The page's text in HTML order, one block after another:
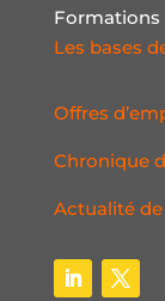
Formations
Les bases
Offres
Chronique
Actualité